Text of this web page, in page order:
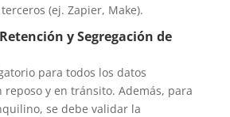
(ej. Zapier, Make).
y Segregación de
para todos los datos
reposo y en tránsito. Además, para
se debe validar la